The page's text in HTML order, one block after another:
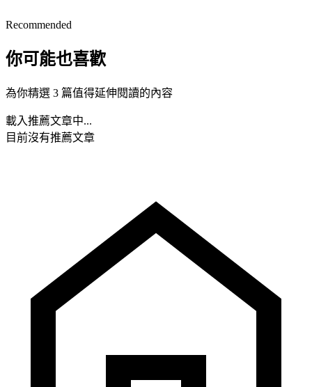
Recommended
你可能也喜歡
為你精選 3 篇值得延伸閱讀的內容
載入推薦文章中...
目前沒有推薦文章